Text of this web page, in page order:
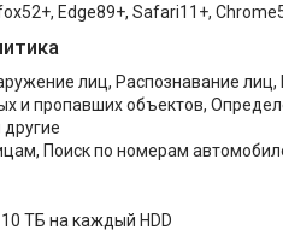
Edge89+, Safari11+,
лиц, Распознавание
и пропавших объектов,
Поиск по номерам
ТБ на каждый HDD